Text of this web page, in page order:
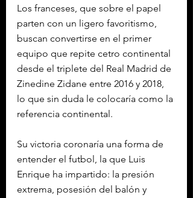
Los franceses, que sobre el papel
parten con un ligero favoritismo,
buscan convertirse en el primer
equipo que repite cetro continental
desde el triplete del Real Madrid de
Zinedine Zidane entre 2016 y 2018,
lo que sin duda le colocaría como la
referencia continental.
Su victoria coronaría una forma de
entender el futbol, la que Luis
Enrique ha impartido: la presión
extrema, posesión del balón y